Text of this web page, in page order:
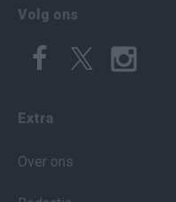
Volg ons
Extra
Over ons